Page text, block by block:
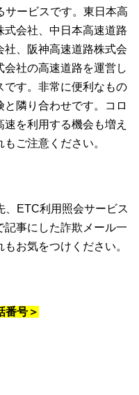
サービスです。東日本高
会社、中日本高速道路
、阪神高速道路株式会
社の高速道路を運営し
です。非常に便利なもの
隣り合わせです。コロ
を利用する機会も増え
ご注意ください。
、ETC利用照会サービス
事にした詐欺メール一
お気をつけください。
番号＞